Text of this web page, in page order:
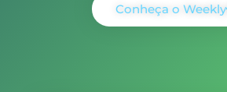
Conheça o Weekly